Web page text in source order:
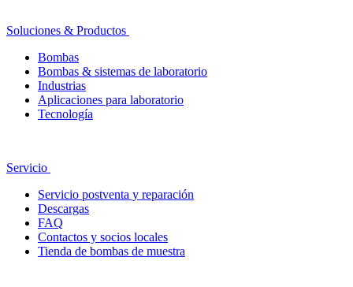
Soluciones & Productos
Bombas
Bombas & sistemas de laboratorio
Industrias
Aplicaciones para laboratorio
Tecnología
Servicio
Servicio postventa y reparación
Descargas
FAQ
Contactos y socios locales
Tienda de bombas de muestra